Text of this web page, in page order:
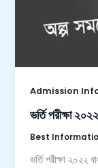
Admission
ভর্তি পরীক্ষা
Best
ভর্তি পরীক্ষা ২০২২